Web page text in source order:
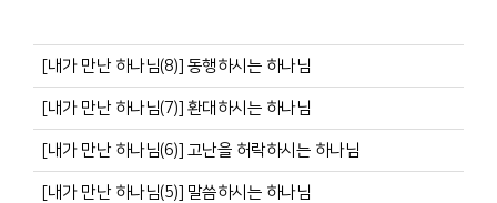
[내가 만난 하나님(8)] 동행하시는 하나님
[내가 만난 하나님(7)] 환대하시는 하나님
[내가 만난 하나님(6)] 고난을 허락하시는 하나님
[내가 만난 하나님(5)] 말씀하시는 하나님